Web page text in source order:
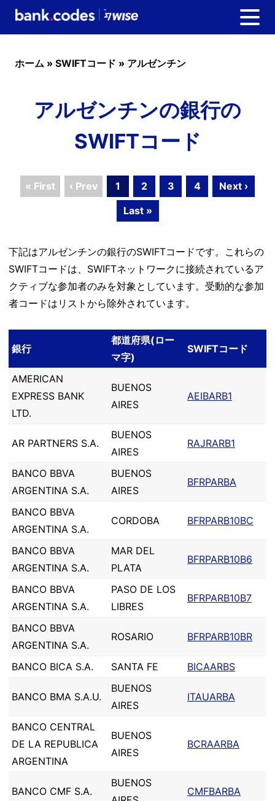
ホーム » SWIFTコード » アルゼンチン
アルゼンチンの銀行の
SWIFTコード
« First ‹ Prev 1 2 3 4
Next ›
Last »
下記はアルゼンチンの銀行のSWIFTコードです。これらの
SWIFTコードは、SWIFTネットワークに接続されているア
クティブな参加者のみを対象としています。受動的な参加
者コードはリストから除外されています。
銀行
都道府県(ロー
マ字)
SWIFTコード
AMERICAN
EXPRESS BANK
LTD.
BUENOS
AIRES
AEIBARB1
AR PARTNERS S.A.
BUENOS
AIRES
RAJRARB1
BANCO BBVA
ARGENTINA S.A.
BUENOS
AIRES
BFRPARBA
BANCO BBVA
ARGENTINA S.A.
CORDOBA BFRPARB10BC
BANCO BBVA
ARGENTINA S.A.
MAR DEL
PLATA
BFRPARB10B6
BANCO BBVA
ARGENTINA S.A.
PASO DE LOS
LIBRES
BFRPARB10B7
BANCO BBVA
ARGENTINA S.A.
ROSARIO BFRPARB10BR
BANCO BICA S.A. SANTA FE BICAARBS
BANCO BMA S.A.U.
BUENOS
AIRES
ITAUARBA
BANCO CENTRAL
DE LA REPUBLICA
ARGENTINA
BUENOS
AIRES
BCRAARBA
BANCO CMF S.A.
BUENOS
CMFBARBA